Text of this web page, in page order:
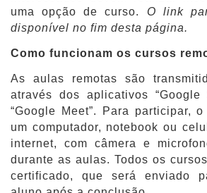
uma opção de curso. O link
disponível no fim desta página.
Como funcionam os cursos
As aulas remotas são
através dos aplicativos
“Google Meet”. Para participar,
um computador, notebook ou
internet, com câmera e
durante as aulas. Todos os
certificado, que será enviado